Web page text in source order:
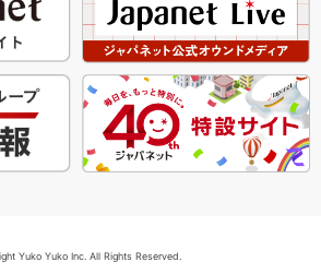
Yuko Yuko Inc. All Rights Reserved.